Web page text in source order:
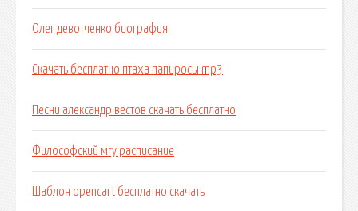
Олег девотченко биография
Скачать бесплатно птаха папиросы mp3
Песни александр вестов скачать бесплатно
Философский мгу расписание
Шаблон opencart бесплатно скачать